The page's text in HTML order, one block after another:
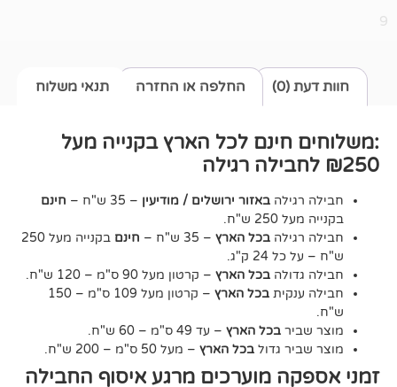
תנאי משלוח החלפה או החזרה
לכל הארץ בקנייה מעל
באזור ירושלים / מודיעין– 35 ש"ח –
חינם
בכל הארץ– 35 ש"ח – חינם
בקנייה מעל 250
בכל הארץ – קרטון מעל 90 ס"מ – 120 ש"ח.
בכל הארץ – קרטון מעל 109 ס"מ – 150
בכל הארץ– עד 49 ס"מ – 60 ש"ח.
גדול
בכל הארץ– מעל 50 ס"מ – 200 ש"ח.
מוערכים מרגע איסוף החבילה